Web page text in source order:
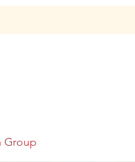
Group